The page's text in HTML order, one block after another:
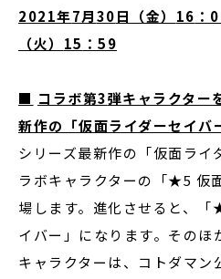
2021年7月30日（金） 16 ：
（火） 15 ： 59
■ コラボ第3弾キャラクター
新作の「仮面ライダーセイバ
シリーズ最新作の「仮面ライ
ラボキャラクターの「★5 仮
場します。進化させると、
イバー」になります。そのほ
キャラクターは、コトダマン